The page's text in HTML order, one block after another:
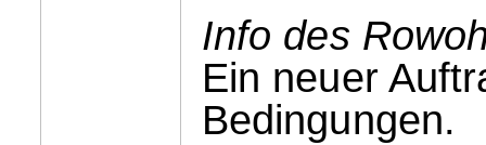
Info des
Ein neuer
Bedingungen.